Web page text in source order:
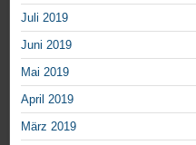
Juli 2019
Juni 2019
Mai 2019
April 2019
März 2019